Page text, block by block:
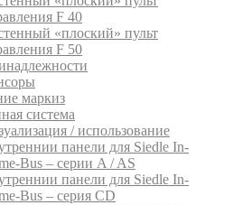
F 40
«плоский» пульт
F 50
маркиз
система
/ использование
панели для Siedle In-
Bus – серии A / AS
панели для Siedle In-
Bus – серия CD